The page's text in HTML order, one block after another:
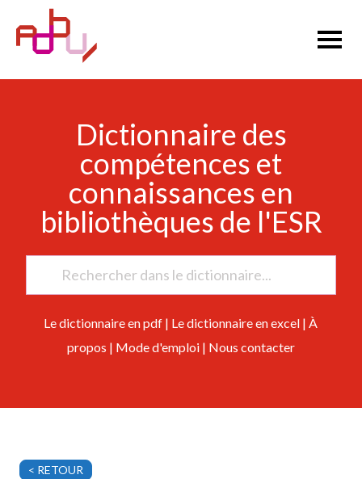
Dictionnaire des
compétences et
connaissances en
bibliothèques de l'ESR
Le dictionnaire en pdf | Le dictionnaire en excel |À
propos | Mode d'emploi| Nous contacter
< RETOUR